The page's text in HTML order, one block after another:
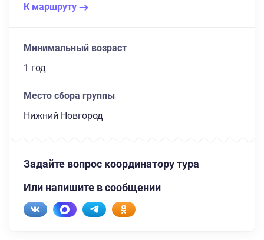
К маршруту
Минимальный возраст
1 год
Место сбора группы
Нижний Новгород
Задайте вопрос координатору тура
Или напишите в сообщении